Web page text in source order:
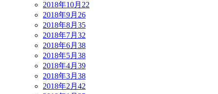
2018年10月 22
2018年9月 26
2018年8月 35
2018年7月 32
2018年6月 38
2018年5月 38
2018年4月 39
2018年3月 38
2018年2月 42